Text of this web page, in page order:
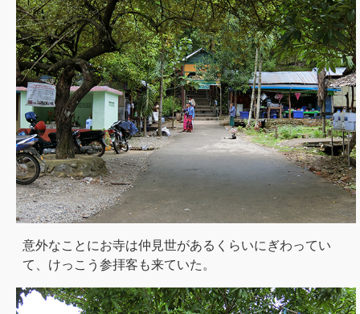
意外なことにお寺は仲見世があるくらいにぎわってい
て、けっこう参拝客も来ていた。